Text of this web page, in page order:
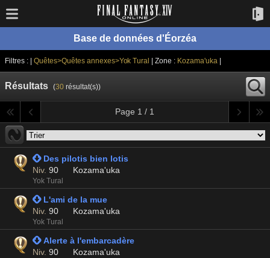
Base de données d'Éorzéa
Filtres : | Quêtes>Quêtes annexes>Yok Tural | Zone : Kozama'uka
Résultats (30résultat(s))
Page 1 / 1
 Des pilotis bien lotis
Niv. 90 Kozama'uka
Yok Tural
 L'ami de la mue
Niv. 90 Kozama'uka
Yok Tural
 Alerte à l'embarcadère
Niv. 90 Kozama'uka